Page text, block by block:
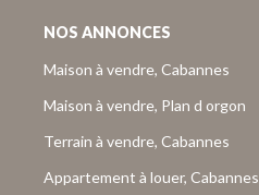
NOS ANNONCES
Maison à vendre, Cabannes
Maison à vendre, Plan d orgon
Terrain à vendre, Cabannes
Appartement à louer, Cabannes